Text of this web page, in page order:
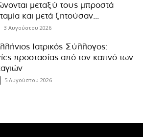
μεταξύ τους μπροστά
και μετά ζητούσαν...
3 Αυγούστου 2026
Ιατρικός Σύλλογος:
προστασίας από τον καπνό των
5 Αυγούστου 2026